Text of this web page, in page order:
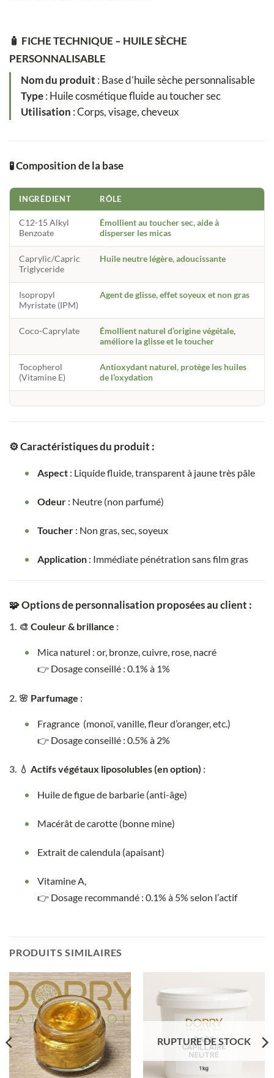
🧴 FICHE TECHNIQUE – HUILE SÈCHE
PERSONNALISABLE
Nom du produit : Base d’huile sèche personnalisable
Type : Huile cosmétique fluide au toucher sec
Utilisation : Corps, visage, cheveux
🧪Composition de la base
INGRÉDIENT RÔLE
C12-15 Alkyl
Benzoate
Émollient au toucher sec, aide à
disperser les micas
Caprylic/Capric
Triglyceride
Huile neutre légère, adoucissante
Isopropyl
Myristate (IPM)
Agent de glisse, effet soyeux et non gras
Coco-Caprylate
Émollient naturel d’origine végétale,
améliore la glisse et le toucher
Tocopherol
(Vitamine E)
Antioxydant naturel, protège les huiles
de l’oxydation
⚙️Caractéristiques du produit :
Aspect : Liquide fluide, transparent à jaune très pâle
Odeur : Neutre (non parfumé)
Toucher : Non gras, sec, soyeux
Application : Immédiate pénétration sans film gras
🧩Options de personnalisation proposées au client :
1. 🎨 Couleur & brillance :
Mica naturel : or, bronze, cuivre, rose, nacré
👉 Dosage conseillé : 0.1% à 1%
2. 🌸 Parfumage :
Fragrance (monoï, vanille, fleur d’oranger, etc.)
👉 Dosage conseillé : 0.5% à 2%
3. 💧 Actifs végétaux liposolubles (en option) :
Huile de figue de barbarie (anti-âge)
Macérât de carotte (bonne mine)
Extrait de calendula (apaisant)
Vitamine A,
👉 Dosage recommandé : 0.1% à 5% selon l’actif
PRODUITS SIMILAIRES
RUPTURE DE STOCK